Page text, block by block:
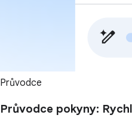
Průvodce
Průvodce pokyny: